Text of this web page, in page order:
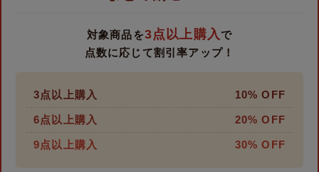
対象商品を3点以上購入で
点数に応じて割引率アップ！
3点以上購入 10% OFF
6点以上購入 20% OFF
9点以上購入 30% OFF